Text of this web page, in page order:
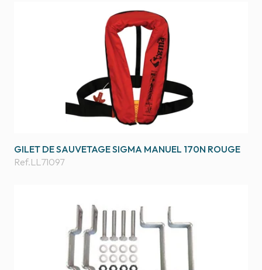
GILET DE SAUVETAGE SIGMA MANUEL 170N ROUGE
Ref.LL71097